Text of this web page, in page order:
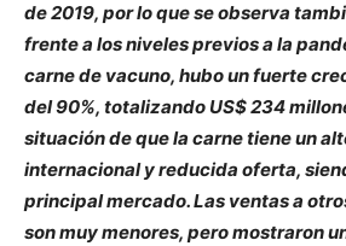
de 2019, por lo que se observa
frente a los niveles previos a la
carne de vacuno, hubo un fuerte
del 90%, totalizando US$ 234
situación de que la carne tiene un
internacional y reducida oferta,
principal mercado. Las ventas a
son muy menores, pero mostraron